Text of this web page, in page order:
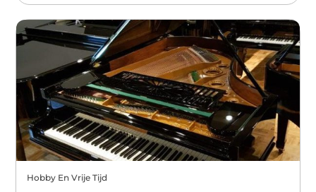
Hobby En Vrije Tijd